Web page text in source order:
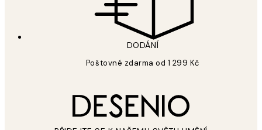
DODÁNÍ
Poštovné zdarma od 1 299 Kč